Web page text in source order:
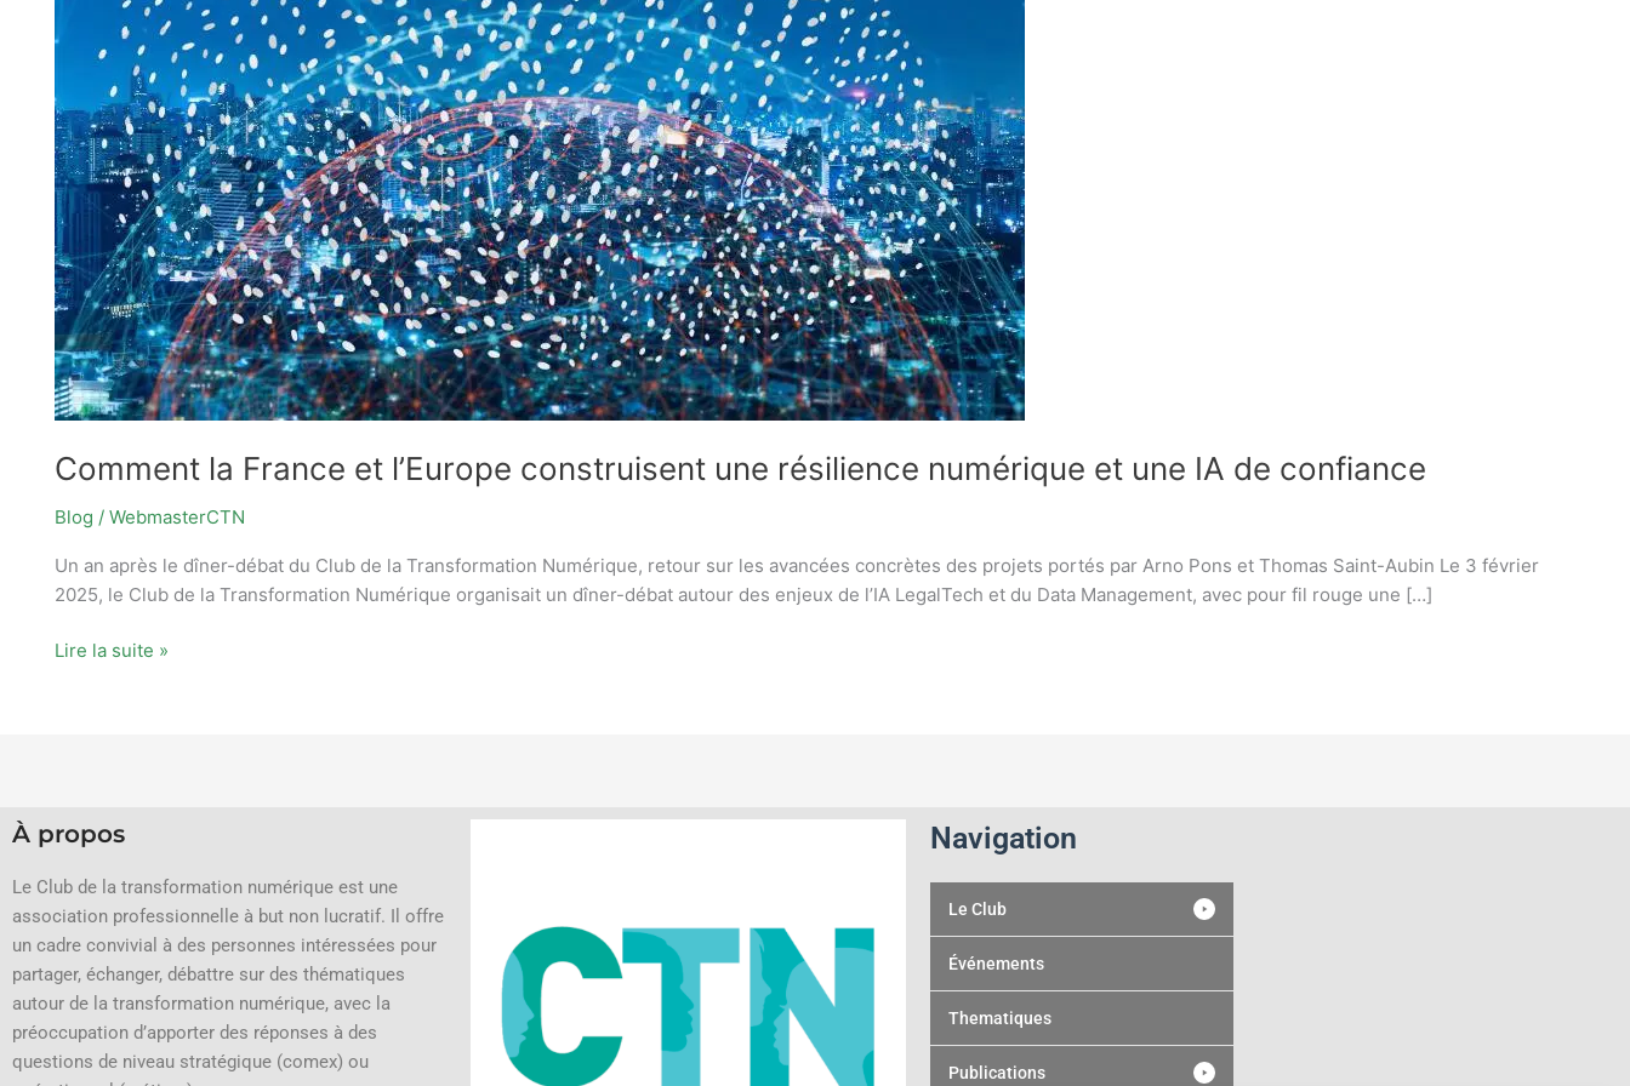
Comment la France et l’Europe construisent une résilience numérique et une IA de confiance
Blog / WebmasterCTN
Un an après le dîner-débat du Club de la Transformation Numérique, retour sur les avancées concrètes des projets portés par Arno Pons et Thomas Saint-Aubin Le 3 février
2025, le Club de la Transformation Numérique organisait un dîner-débat autour des enjeux de l’IA LegalTech et du Data Management, avec pour fil rouge une […]
construisent
une
résilience
numérique
et
une
IA
de
confiance
Lire la suite »
À propos
Le Club de la transformation numérique est une
association professionnelle à but non lucratif. Il offre
un cadre convivial à des personnes intéressées pour
partager, échanger, débattre sur des thématiques
autour de la transformation numérique, avec la
préoccupation d’apporter des réponses à des
questions de niveau stratégique (comex) ou
Navigation
Le Club
Événements
Thematiques
Publications